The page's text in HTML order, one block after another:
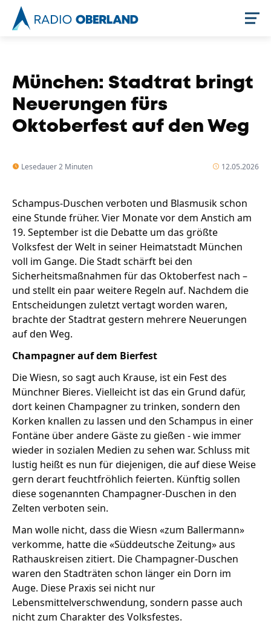
Newsreader
Stellenangebote
Unternehmen
Fotobox
Amphibienschutz
Team
Programm
Service
Nachgehört
Podcast
Newsletter
Handwerker
München: Stadtrat bringt
Neuerungen fürs
Oktoberfest auf den Weg
Lesedauer 2 Minuten 12.05.2026
Schampus-Duschen verboten und Blasmusik schon
eine Stunde früher. Vier Monate vor dem Anstich am
19. September ist die Debatte um das größte
Volksfest der Welt in seiner Heimatstadt München
voll im Gange. Die Stadt schärft bei den
Sicherheitsmaßnahmen für das Oktoberfest nach –
und stellt ein paar weitere Regeln auf. Nachdem die
Entscheidungen zuletzt vertagt worden waren,
brachte der Stadtrat gestern mehrere Neuerungen
auf den Weg.
Champagner auf dem Bierfest
Die Wiesn, so sagt auch Krause, ist ein Fest des
Münchner Bieres. Vielleicht ist das ein Grund dafür,
dort keinen Champagner zu trinken, sondern den
Korken knallen zu lassen und den Schampus in einer
Fontäne über andere Gäste zu gießen - wie immer
wieder in sozialen Medien zu sehen war. Schluss mit
lustig heißt es nun für diejenigen, die auf diese Weise
gern derart feuchtfröhlich feierten. Künftig sollen
diese sogenannten Champagner-Duschen in den
Zelten verboten sein.
Man wolle nicht, dass die Wiesn «zum Ballermann»
verkomme, hatte die «Süddeutsche Zeitung» aus
Rathauskreisen zitiert. Die Champagner-Duschen
waren den Stadträten schon länger ein Dorn im
Auge. Diese Praxis sei nicht nur
Lebensmittelverschwendung, sondern passe auch
nicht zum Charakter des Volksfestes.